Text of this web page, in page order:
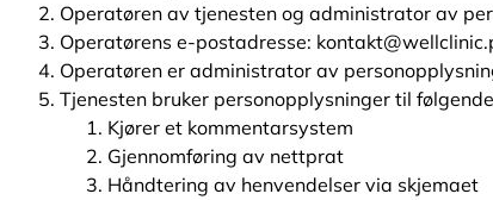
Operatøren av tjenesten og administrator av
Operatørens e-postadresse:
Operatøren er administrator av
Tjenesten bruker personopplysninger til
Kjører et kommentarsystem
Gjennomføring av nettprat
Håndtering av henvendelser via skjemaet